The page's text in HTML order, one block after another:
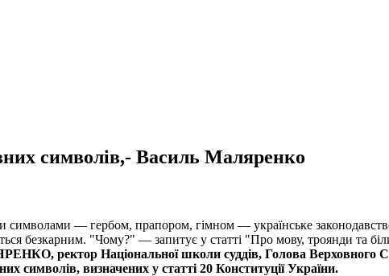
символів,- Василь Маляренко
— гербом, прапором, гімном — українське
безкарним. "Чому?" — запитує у статті "Про мову, троянди та
ректор Національної школи суддів, Голова Верховного
символів, визначених у статті 20 Конституції України.